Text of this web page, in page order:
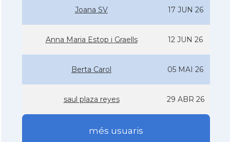
Joana SV 17 JUN 26
Anna Maria Estop i Graells 12 JUN 26
Berta Carol 05 MAI 26
saul plaza reyes 29 ABR 26
més usuaris